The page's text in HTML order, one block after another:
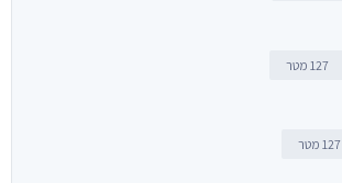
127 מטר
127 מטר